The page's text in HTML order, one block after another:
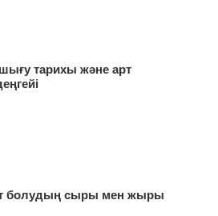
тарихы және арт
болудың сыры мен жыры